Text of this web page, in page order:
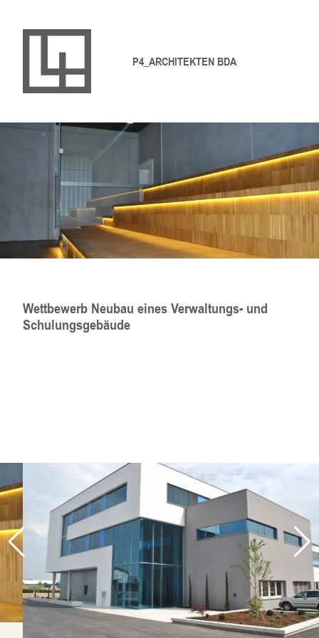
P4_ARCHITEKTEN BDA
Wettbewerb Neubau eines Verwaltungs- und
Schulungsgebäude